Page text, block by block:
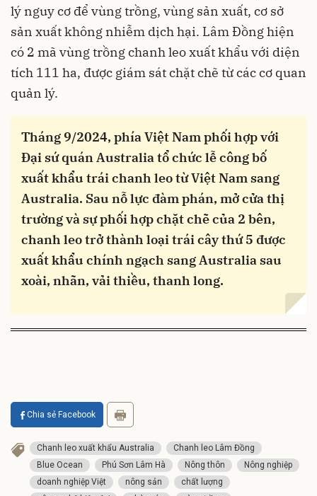
lý nguy cơ để vùng trồng, vùng sản xuất, cơ sở
sản xuất không nhiễm dịch hại. Lâm Đồng hiện
có 2 mã vùng trồng chanh leo xuất khẩu với diện
tích 111 ha, được giám sát chặt chẽ từ các cơ quan
quản lý.
Tháng 9/2024, phía Việt Nam phối hợp với
Đại sứ quán Australia tổ chức lễ công bố
xuất khẩu trái chanh leo từ Việt Nam sang
Australia. Sau nỗ lực đàm phán, mở cửa thị
trường và sự phối hợp chặt chẽ của 2 bên,
chanh leo trở thành loại trái cây thứ 5 được
xuất khẩu chính ngạch sang Australia sau
xoài, nhãn, vải thiều, thanh long.
Chia sẻ Facebook
Chanh leo xuất khẩu Australia
Chanh leo Lâm Đồng
Blue Ocean
Phú Sơn Lâm Hà Nông thôn
Nông nghiệp
doanh nghiệp Việt
nông sản
chất lượng